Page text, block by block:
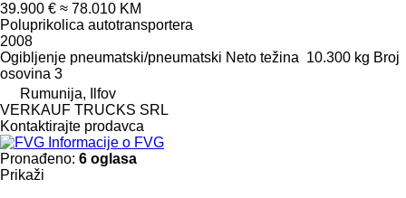
39.900 € ≈ 78.010 KM
Poluprikolica autotransportera
2008
Ogibljenje pneumatski/pneumatski Neto težina 10.300 kg Broj
osovina 3
Rumunija, Ilfov
VERKAUF TRUCKS SRL
Kontaktirajte prodavca
Informacije o FVG
Pronađeno: 6 oglasa
Prikaži